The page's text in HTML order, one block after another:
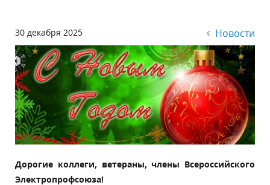
30 декабря 2025 Новости
Дорогие коллеги, ветераны, члены Всероссийского
Электропрофсоюза!